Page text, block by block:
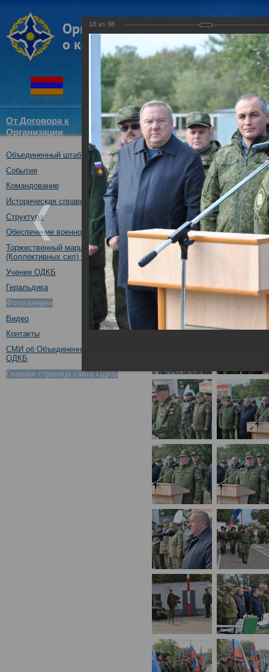
От Договора к
Организации
Структура
ОДКБ
Новости
Объединенный штаб ОДКБ
События
Командование
Историческая справка
Структура
Обеспечение военной безопасности
Торжественный марш Войск
(Коллективных сил) ОДКБ
Учения ОДКБ
Геральдика
Фотогалерея
Видео
Контакты
СМИ об Объединенном штабе
ОДКБ
Главная страница сайта ОДКБ
Открытие оперативно-
03.10.2017
18 из 98